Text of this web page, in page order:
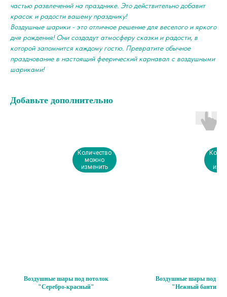
частью развлечений на празднике. Это действительно добавит
красок и радости вашему празднику!
Воздушные шарики - это отличное решение для веселого и яркого
дня рождения! Они создадут атмосферу сказки и радости, в
которой запомнится каждому гостю. Превратите обычное
празднование в настоящий феерический карнавал с воздушными
шариками!
Добавьте дополнительно
Количество
можно
изменить
Воздушные шары под потолок
"Серебро-красный"
Воздушные шары под
"Нежный бантик"